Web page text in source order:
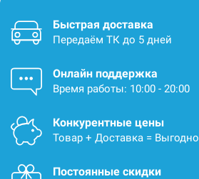
Быстрая доставка
Передаём ТК до 5 дней
Онлайн поддержка
Время работы: 10:00 - 20:00
Конкурентные цены
Товар + Доставка = Выгодно
Постоянные скидки